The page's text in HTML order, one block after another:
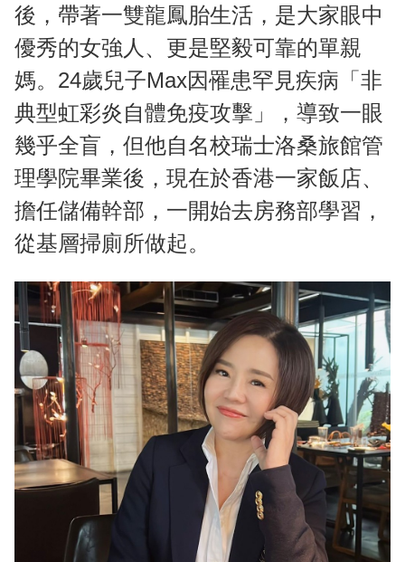
後，帶著一雙龍鳳胎生活，是大家眼中
優秀的女強人、更是堅毅可靠的單親
媽。24歲兒子Max因罹患罕見疾病「非
典型虹彩炎自體免疫攻擊」，導致一眼
幾乎全盲，但他自名校瑞士洛桑旅館管
理學院畢業後，現在於香港一家飯店、
擔任儲備幹部，一開始去房務部學習，
從基層掃廁所做起。